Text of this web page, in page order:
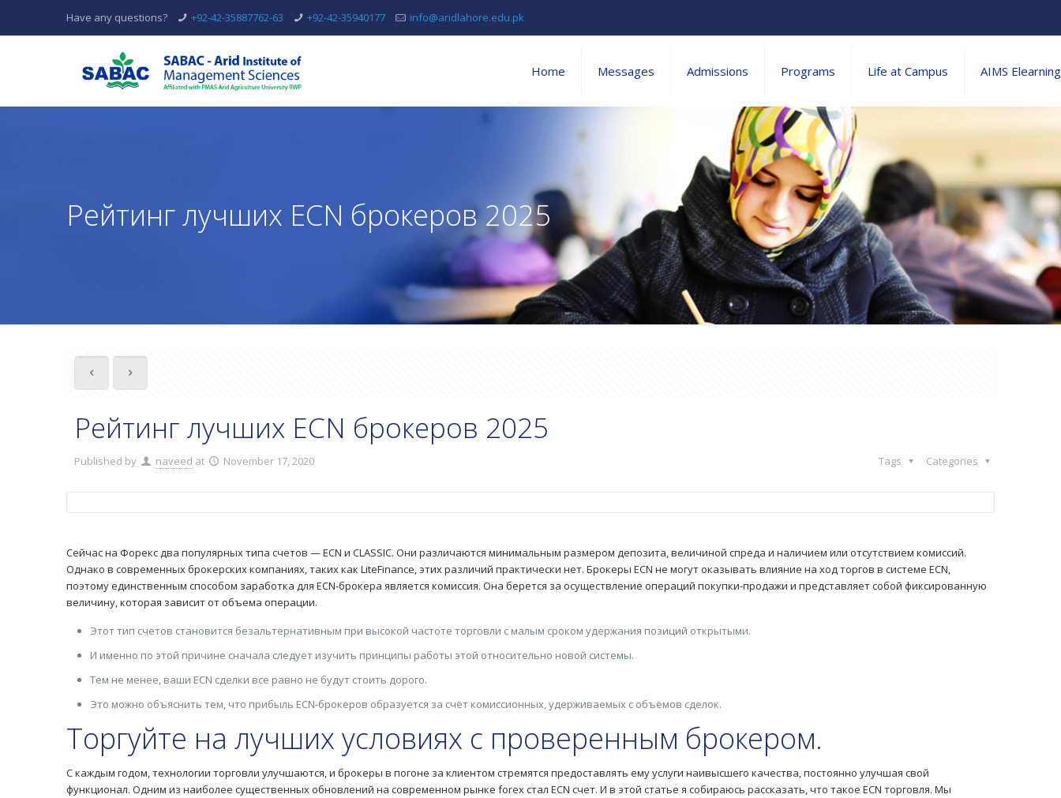
Have any questions? +92-42-35887762-63 +92-42-35940177 info@aridlahore.edu.pk
Home Messages Admissions Programs Life at Campus AIMS Elearning
Рейтинг лучших ECN брокеров 2025
Рейтинг лучших ECN брокеров 2025
Published by naveed at November 17, 2020 Categories
Tags
Сейчас на Форекс два популярных типа счетов — ECN и CLASSIC. Они различаются минимальным размером депозита, величиной спреда и наличием или отсутствием комиссий.
Однако в современных брокерских компаниях, таких как LiteFinance, этих различий практически нет. Брокеры ECN не могут оказывать влияние на ход торгов в системе ECN,
поэтому единственным способом заработка для ECN-брокера является комиссия. Она берется за осуществление операций покупки-продажи и представляет собой фиксированную
величину, которая зависит от объема операции.
Этот тип счетов становится безальтернативным при высокой частоте торговли с малым сроком удержания позиций открытыми.
И именно по этой причине сначала следует изучить принципы работы этой относительно новой системы.
Тем не менее, ваши ECN сделки все равно не будут стоить дорого.
Это можно объяснить тем, что прибыль ECN-брокеров образуется за счёт комиссионных, удерживаемых с объёмов сделок.
Торгуйте на лучших условиях с проверенным брокером.
С каждым годом, технологии торговли улучшаются, и брокеры в погоне за клиентом стремятся предоставлять ему услуги наивысшего качества, постоянно улучшая свой
функционал. Одним из наиболее существенных обновлений на современном рынке forex стал ECN счет. И в этой статье я собираюсь рассказать, что такое ECN торговля. Мы